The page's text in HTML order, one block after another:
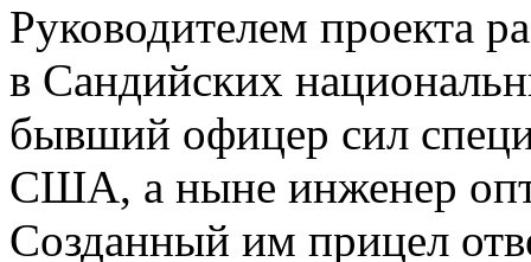
Руководителем проекта
в Сандийских
бывший офицер сил
США, а ныне инженер
Созданный им прицел